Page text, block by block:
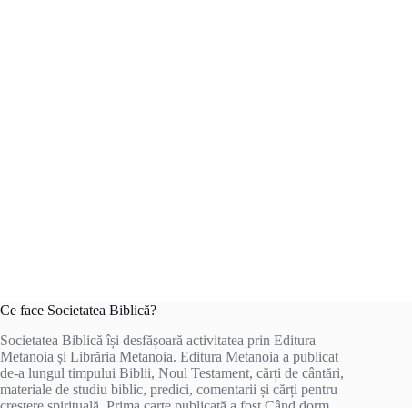
Ce face Societatea Biblică?
Societatea Biblică își desfășoară activitatea prin Editura
Metanoia și Librăria Metanoia. Editura Metanoia a publicat
de-a lungul timpului Biblii, Noul Testament, cărți de cântări,
materiale de studiu biblic, predici, comentarii și cărți pentru